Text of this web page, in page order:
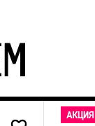
АКЦИЯ